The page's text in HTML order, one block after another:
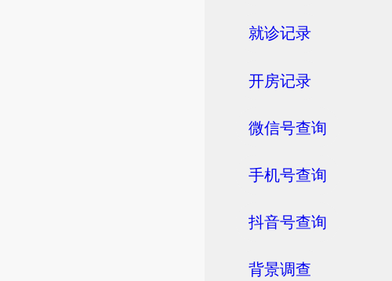
就诊记录
开房记录
微信号查询
手机号查询
抖音号查询
背景调查